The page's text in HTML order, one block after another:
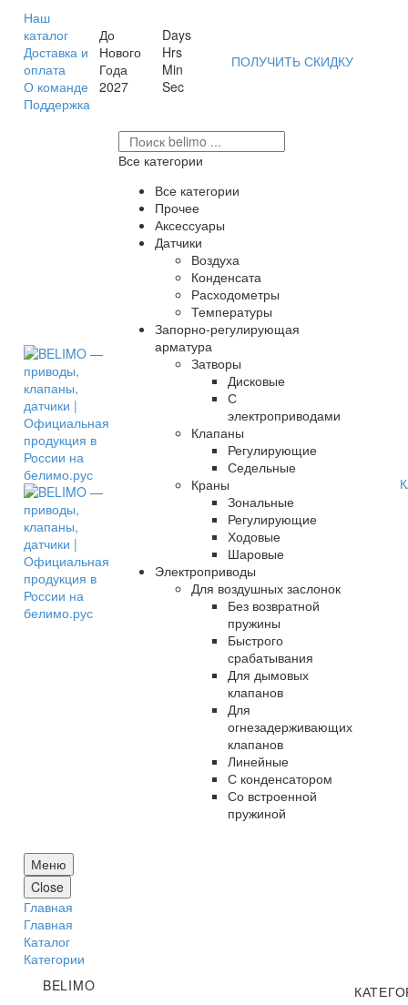
Наш
каталог
Доставка и
оплата
О команде
Поддержка
До
Нового
Года
2027
Days
Hrs
Min
Sec
ПОЛУЧИТЬ СКИДКУ
Все категории
Все категории
Прочее
Аксессуары
Датчики
Воздуха
Конденсата
Расходометры
Температуры
Запорно-регулирующая
арматура
Затворы
Дисковые
С
электроприводами
Клапаны
Регулирующие
Седельные
Краны
Зональные
Регулирующие
Ходовые
Шаровые
Электроприводы
Для воздушных заслонок
Без возвратной
пружины
Быстрого
срабатывания
Для дымовых
клапанов
Для
огнезадерживающих
клапанов
Линейные
С конденсатором
Со встроенной
пружиной
Меню
Close
Главная
Главная
Каталог
Категории
BELIMO